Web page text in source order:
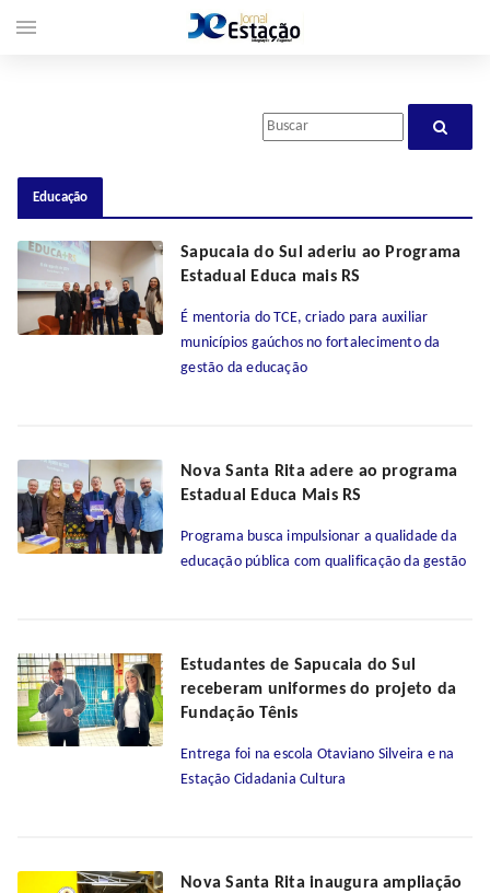
Educação
Sapucaia do Sul aderiu ao Programa
Estadual Educa mais RS
É mentoria do TCE, criado para auxiliar
municípios gaúchos no fortalecimento da
gestão da educação
Nova Santa Rita adere ao programa
Estadual Educa Mais RS
Programa busca impulsionar a qualidade da
educação pública com qualificação da gestão
Estudantes de Sapucaia do Sul
receberam uniformes do projeto da
Fundação Tênis
Entrega foi na escola Otaviano Silveira e na
Estação Cidadania Cultura
Nova Santa Rita inaugura ampliação
menu